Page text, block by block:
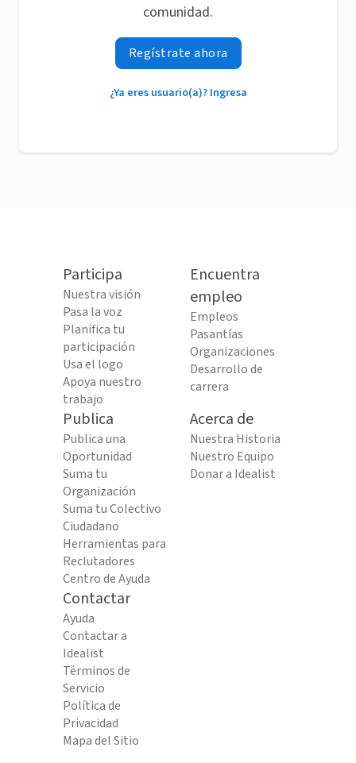
comunidad.
Regístrate ahora
¿Ya eres usuario(a)? Ingresa
Participa
Nuestra visión
Pasa la voz
Planifica tu
participación
Usa el logo
Apoya nuestro
trabajo
Encuentra
empleo
Empleos
Pasantías
Organizaciones
Desarrollo de
carrera
Publica
Publica una
Oportunidad
Suma tu
Organización
Suma tu Colectivo
Ciudadano
Herramientas para
Reclutadores
Centro de Ayuda
Acerca de
Nuestra Historia
Nuestro Equipo
Donar a Idealist
Contactar
Ayuda
Contactar a
Idealist
Términos de
Servicio
Política de
Privacidad
Mapa del Sitio